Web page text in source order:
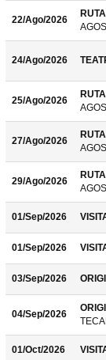
22/Ago/2026
24/Ago/2026
25/Ago/2026
27/Ago/2026
29/Ago/2026
01/Sep/2026
01/Sep/2026
03/Sep/2026
04/Sep/2026
01/Oct/2026